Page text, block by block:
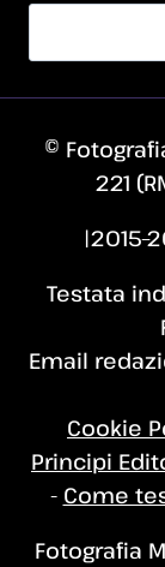
©
221
Testata
Email
Cookie
Principi
- Come
Fotografia